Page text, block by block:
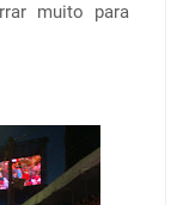
muito para